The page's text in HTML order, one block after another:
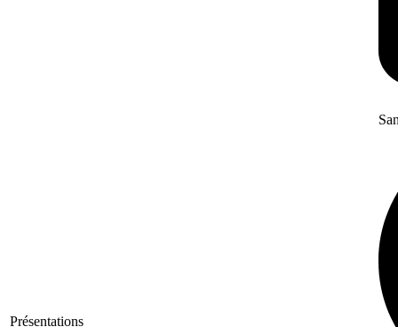
Présentations